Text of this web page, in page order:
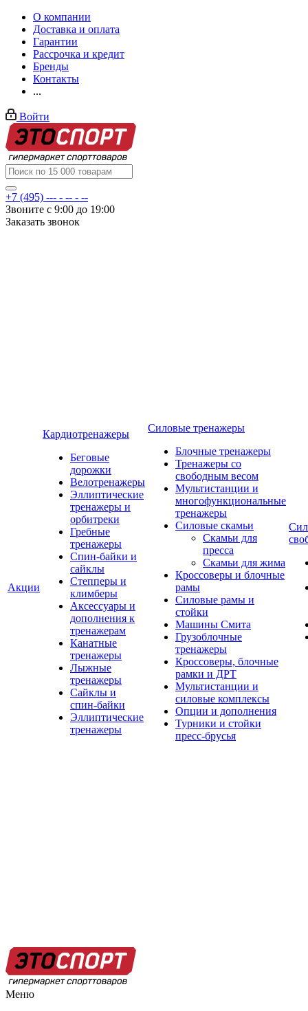
О компании
Доставка и оплата
Гарантии
Рассрочка и кредит
Бренды
Контакты
...
Войти
+7 (495) --- - -- - --
Звоните с 9:00 до 19:00
Заказать звонок
Акции
Кардиотренажеры
Беговые
дорожки
Велотренажеры
Эллиптические
тренажеры и
орбитреки
Гребные
тренажеры
Спин-байки и
сайклы
Степперы и
климберы
Аксессуары и
дополнения к
тренажерам
Канатные
тренажеры
Лыжные
тренажеры
Сайклы и
спин-байки
Эллиптические
тренажеры
Силовые тренажеры
Блочные тренажеры
Тренажеры со
свободным весом
Мультистанции и
многофункциональные
тренажеры
Силовые скамьи
Скамьи для
пресса
Скамьи для жима
Кроссоверы и блочные
рамы
Силовые рамы и
стойки
Машины Смита
Грузоблочные
тренажеры
Кроссоверы, блочные
рамки и ДРТ
Мультистанции и
силовые комплексы
Опции и дополнения
Турники и стойки
пресс-брусья
Меню